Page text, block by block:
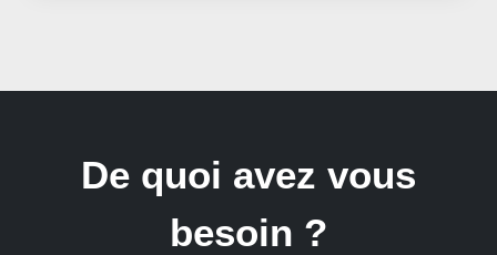
De quoi avez vous
besoin ?